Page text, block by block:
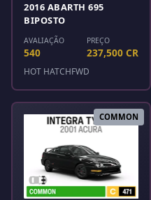
2016 ABARTH 695
BIPOSTO
AVALIAÇÃO
540
PREÇO
237,500 CR
HOT HATCHFWD
COMMON